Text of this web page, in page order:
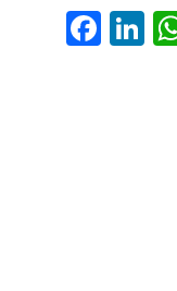
Fa
ce
Li
nk